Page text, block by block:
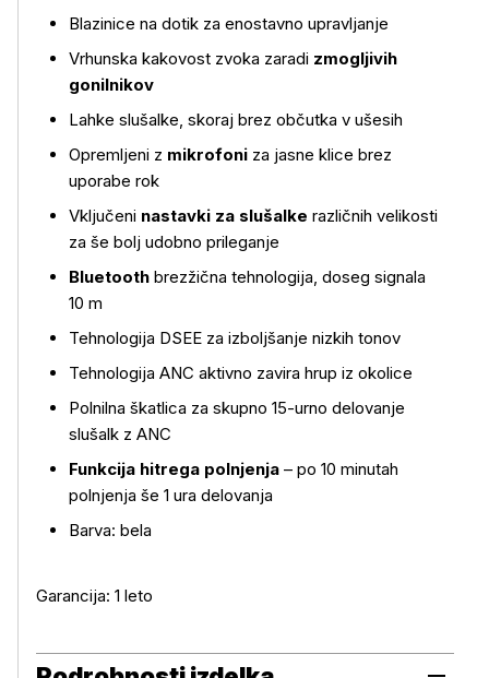
Blazinice na dotik za enostavno upravljanje
Vrhunska kakovost zvoka zaradi zmogljivih
gonilnikov
Lahke slušalke, skoraj brez občutka v ušesih
Opremljeni z mikrofoni za jasne klice brez
uporabe rok
Vključeni nastavki za slušalke različnih velikosti
za še bolj udobno prileganje
Bluetooth brezžična tehnologija, doseg signala
10 m
Tehnologija DSEE za izboljšanje nizkih tonov
Tehnologija ANC aktivno zavira hrup iz okolice
Polnilna škatlica za skupno 15-urno delovanje
slušalk z ANC
Funkcija hitrega polnjenja – po 10 minutah
polnjenja še 1 ura delovanja
Barva: bela
Garancija: 1 leto